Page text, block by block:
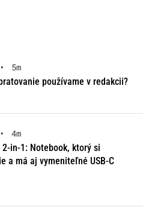
•
5m
používame v redakcii?
•
4m
in-1: Notebook, ktorý si
a má aj vymeniteľné USB-C